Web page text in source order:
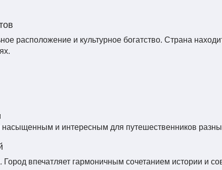
расположение и культурное богатство. Страна
и интересным для путешественников
впечатляет гармоничным сочетанием истории и